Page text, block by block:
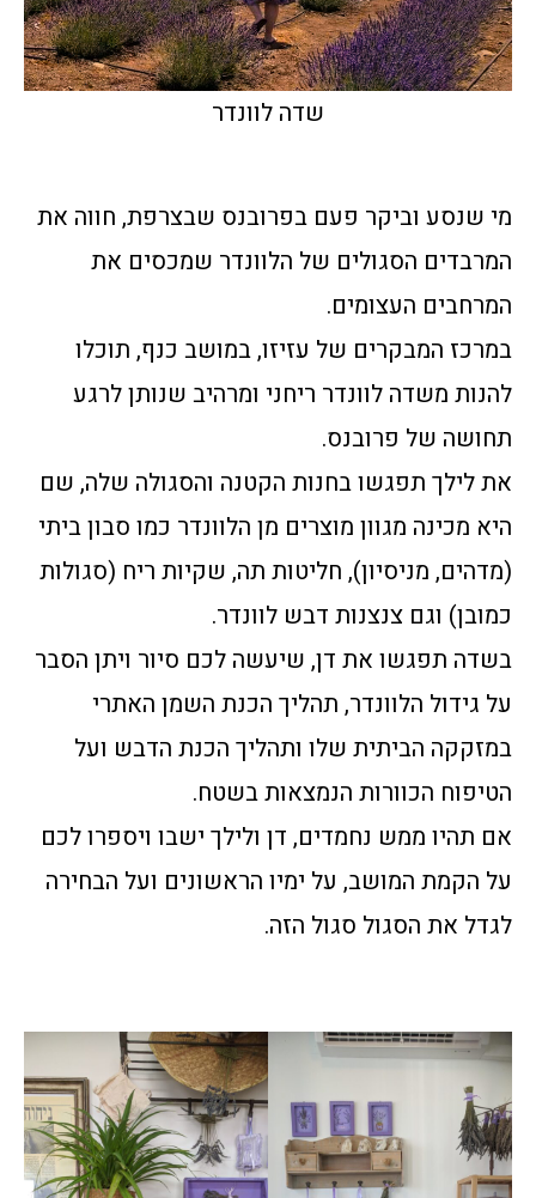
שדה לוונדר
מי שנסע וביקר פעם בפרובנס שבצרפת, חווה את
המרבדים הסגולים של הלוונדר שמכסים את
המרחבים העצומים.
במרכז המבקרים של עזיזו, במושב כנף, תוכלו
להנות משדה לוונדר ריחני ומרהיב שנותן לרגע
תחושה של פרובנס.
את לילך תפגשו בחנות הקטנה והסגולה שלה, שם
היא מכינה מגוון מוצרים מן הלוונדר כמו סבון ביתי
(מדהים, מניסיון), חליטות תה, שקיות ריח (סגולות
כמובן) וגם צנצנות דבש לוונדר.
בשדה תפגשו את דן, שיעשה לכם סיור ויתן הסבר
על גידול הלוונדר, תהליך הכנת השמן האתרי
במזקקה הביתית שלו ותהליך הכנת הדבש ועל
הטיפוח הכוורות הנמצאות בשטח.
אם תהיו ממש נחמדים, דן ולילך ישבו ויספרו לכם
על הקמת המושב, על ימיו הראשונים ועל הבחירה
לגדל את הסגול סגול הזה.